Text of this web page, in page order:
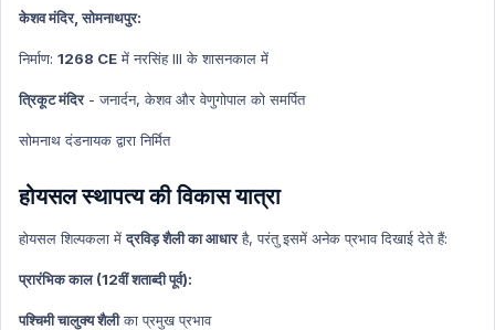
Indian History Hindi
Prize
Prize Hindi
Geography Hindi
Agriculture
केशव मंदिर, सोमनाथपुर:
निर्माण: 1268 CE में नरसिंह III के शासनकाल में
त्रिकूट मंदिर- जनार्दन, केशव और वेणुगोपाल को समर्पित
सोमनाथ दंडनायक द्वारा निर्मित
होयसल स्थापत्य की विकास यात्रा
होयसल शिल्पकला मेंद्रविड़ शैली का आधारहै, परंतु इसमें अनेक प्रभाव दिखाई देते हैं:
प्रारंभिक काल (12वीं शताब्दी पूर्व):
पश्चिमी चालुक्य शैलीका प्रमुख प्रभाव